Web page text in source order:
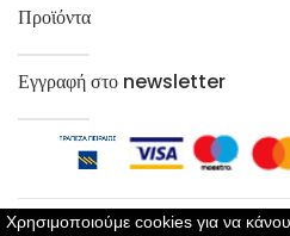
Προϊόντα
Εγγραφή στο newsletter
Χρησιμοποιούμε cookies για να